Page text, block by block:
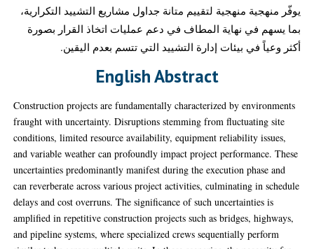
يوفّر منهجية منهجية لتقييم متانة جداول مشاريع التشييد التكرارية،
بما يسهم في نهاية المطاف في دعم عمليات اتخاذ القرار بصورة
أكثر وعياً في بيئات إدارة التشييد التي تتسم بعدم اليقين.
English Abstract
Construction projects are fundamentally characterized by environments
fraught with uncertainty. Disruptions stemming from fluctuating site
conditions, limited resource availability, equipment reliability issues,
and variable weather can profoundly impact project performance. These
uncertainties predominantly manifest during the execution phase and
can reverberate across various project activities, culminating in schedule
delays and cost overruns. The significance of such uncertainties is
amplified in repetitive construction projects such as bridges, highways,
and pipeline systems, where specialized crews sequentially perform